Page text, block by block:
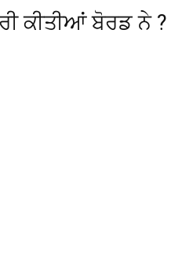
ਕੀਤੀਆਂ ਬੋਰਡ ਨੇ ?